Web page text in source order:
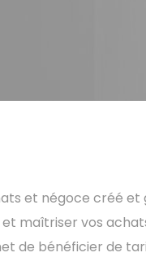
et négoce créé et
maîtriser vos
de bénéficier de